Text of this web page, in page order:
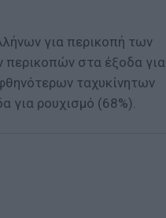
για περικοπή των
περικοπών στα έξοδα για
ταχυκίνητων
για ρουχισμό (68%).